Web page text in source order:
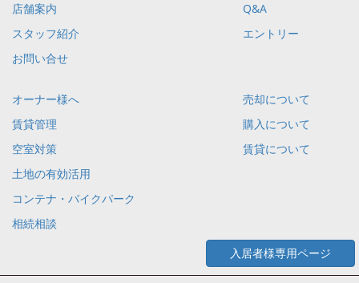
店舗案内
スタッフ紹介
お問い合せ
Q&A
エントリー
オーナー様へ
賃貸管理
空室対策
土地の有効活用
コンテナ・バイクパーク
相続相談
売却について
購入について
賃貸について
入居者様専用ページ